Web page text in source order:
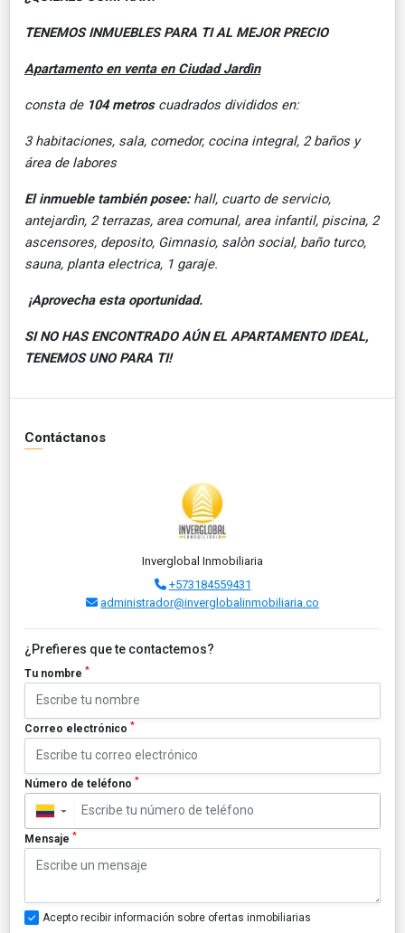
TENEMOS INMUEBLES PARA TI AL MEJOR PRECIO
Apartamento en venta en Ciudad Jardìn
consta de 104 metroscuadrados divididos en:
3 habitaciones, sala, comedor, cocina integral, 2 baños y
área de labores
El inmueble también posee:hall, cuarto de servicio,
antejardìn, 2 terrazas, area comunal, area infantil, piscina, 2
ascensores, deposito, Gimnasio, salòn social, baño turco,
sauna, planta electrica, 1 garaje.
¡Aprovecha esta oportunidad.
SI NO HAS ENCONTRADO AÚN EL APARTAMENTO IDEAL,
TENEMOS UNO PARA TI!
Contáctanos
Inverglobal Inmobiliaria
+573184559431
administrador@inverglobalinmobiliaria.co
¿Prefieres que te contactemos?
Tu nombre *
Correo electrónico *
Número de teléfono *
▼
Mensaje *
Acepto recibir información sobre ofertas inmobiliarias